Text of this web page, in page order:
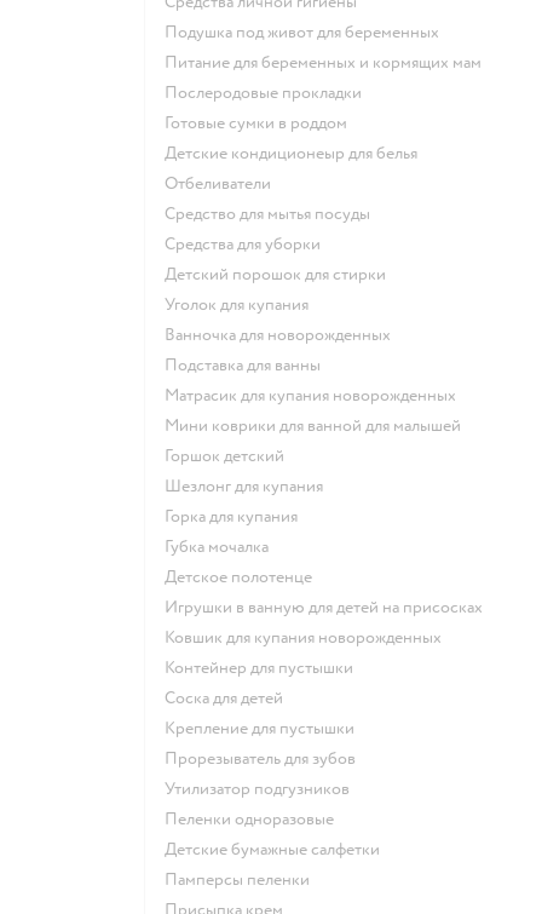
подушка под живот для беременных
питание для беременных и кормящих мам
послеродовые прокладки
готовые сумки в роддом
детские кондиционеыр для белья
отбеливатели
средство для мытья посуды
средства для уборки
детский порошок для стирки
уголок для купания
ванночка для новорожденных
подставка для ванны
матрасик для купания новорожденных
мини коврики для ванной для малышей
горшок детский
шезлонг для купания
горка для купания
губка мочалка
детское полотенце
игрушки в ванную для детей на присосках
ковшик для купания новорожденных
контейнер для пустышки
соска для детей
крепление для пустышки
прорезыватель для зубов
утилизатор подгузников
пеленки одноразовые
детские бумажные салфетки
памперсы пеленки
присыпка крем